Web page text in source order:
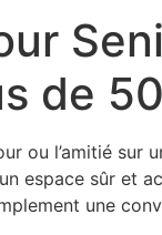
de
ou l’amitié
espace sûr et
une